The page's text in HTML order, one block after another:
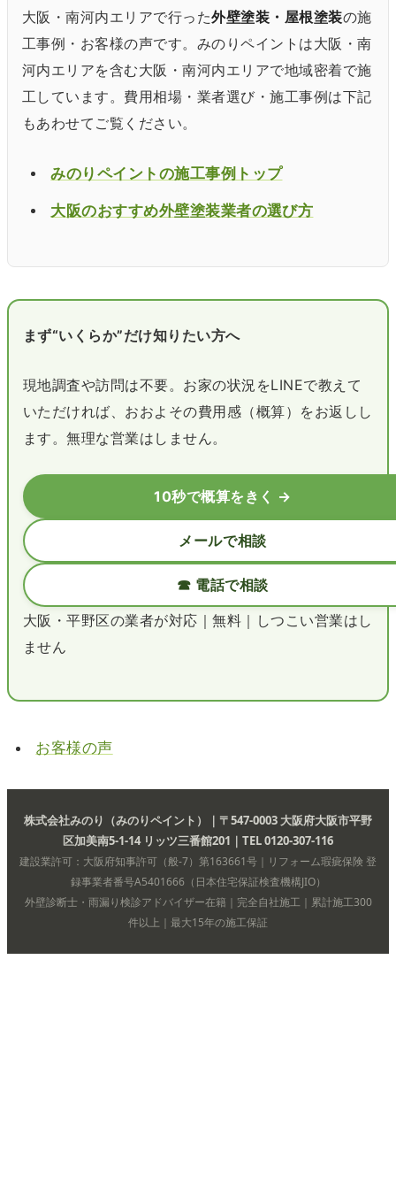
大阪・南河内エリアで行った外壁塗装・屋根塗装の施
工事例・お客様の声です。みのりペイントは大阪・南
河内エリアを含む大阪・南河内エリアで地域密着で施
工しています。費用相場・業者選び・施工事例は下記
もあわせてご覧ください。
みのりペイントの施工事例トップ
大阪のおすすめ外壁塗装業者の選び方
まず“いくらか”だけ知りたい方へ
現地調査や訪問は不要。お家の状況をLINEで教えて
いただければ、おおよその費用感（概算）をお返しし
ます。無理な営業はしません。
10秒で概算をきく →
メールで相談
☎ 電話で相談
大阪・平野区の業者が対応｜無料｜しつこい営業はし
ません
お客様の声
株式会社みのり（みのりペイント）｜〒547-0003 大阪府大阪市平野
区加美南5-1-14 リッツ三番館201｜TEL 0120-307-116
建設業許可：大阪府知事許可（般-7）第163661号｜リフォーム瑕疵保険 登
録事業者番号A5401666（日本住宅保証検査機構JIO）
外壁診断士・雨漏り検診アドバイザー在籍｜完全自社施工｜累計施工300
件以上｜最大15年の施工保証